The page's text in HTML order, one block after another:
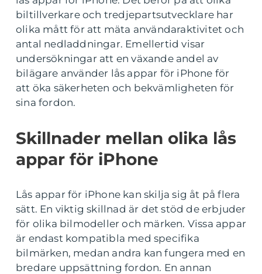
biltillverkare och tredjepartsutvecklare har
olika mått för att mäta användaraktivitet och
antal nedladdningar. Emellertid visar
undersökningar att en växande andel av
bilägare använder lås appar för iPhone för
att öka säkerheten och bekvämligheten för
sina fordon.
Skillnader mellan olika lås
appar för iPhone
Lås appar för iPhone kan skilja sig åt på flera
sätt. En viktig skillnad är det stöd de erbjuder
för olika bilmodeller och märken. Vissa appar
är endast kompatibla med specifika
bilmärken, medan andra kan fungera med en
bredare uppsättning fordon. En annan